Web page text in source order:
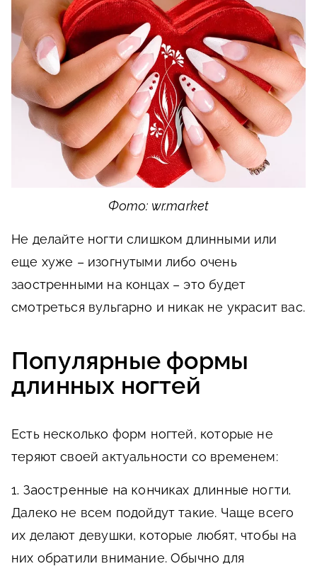
Фото: wr.market
Не делайте ногти слишком длинными или
еще хуже – изогнутыми либо очень
заостренными на концах – это будет
смотреться вульгарно и никак не украсит вас.
Популярные формы
длинных ногтей
Есть несколько форм ногтей, которые не
теряют своей актуальности со временем:
1. Заостренные на кончиках длинные ногти.
Далеко не всем подойдут такие. Чаще всего
их делают девушки, которые любят, чтобы на
них обратили внимание. Обычно для